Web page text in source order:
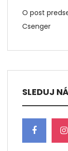
O post
Csenger
SLEDUJ